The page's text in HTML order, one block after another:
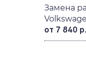
Замена
от 7 840 р.